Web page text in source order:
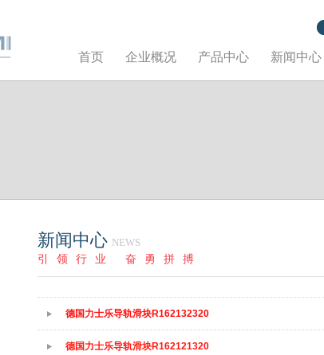
首页 企业概况 产品中心 新闻中心
新闻中心 NEWS
引领行业 奋勇拼搏
德国力士乐导轨滑块R162132320
德国力士乐导轨滑块R162121320